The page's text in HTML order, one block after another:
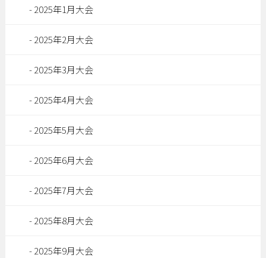
2025年1月大会
2025年2月大会
2025年3月大会
2025年4月大会
2025年5月大会
2025年6月大会
2025年7月大会
2025年8月大会
2025年9月大会